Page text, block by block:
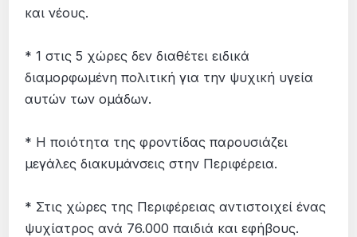
και νέους.
* 1 στις 5 χώρες δεν διαθέτει ειδικά
διαμορφωμένη πολιτική για την ψυχική υγεία
αυτών των ομάδων.
* Η ποιότητα της φροντίδας παρουσιάζει
μεγάλες διακυμάνσεις στην Περιφέρεια.
* Στις χώρες της Περιφέρειας αντιστοιχεί ένας
ψυχίατρος ανά 76.000 παιδιά και εφήβους.